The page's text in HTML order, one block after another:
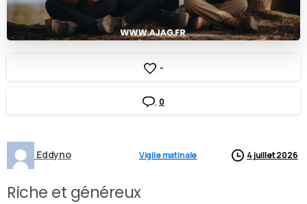
-
0
Eddyno Vigile matinale 4 juillet 2026
Riche et généreux